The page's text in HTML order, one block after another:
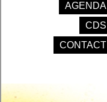
AGENDA
CDS
CONTACT